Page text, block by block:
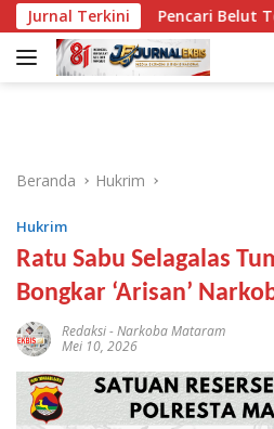
Langsung
ke
konten
Jurnal Terkini
Pencari Belut Tewas di
Beranda Hukrim
Hukrim
Ratu Sabu Selagalas
Bongkar ‘Arisan’
Redaksi-Narkoba Mataram
Mei 10, 2026